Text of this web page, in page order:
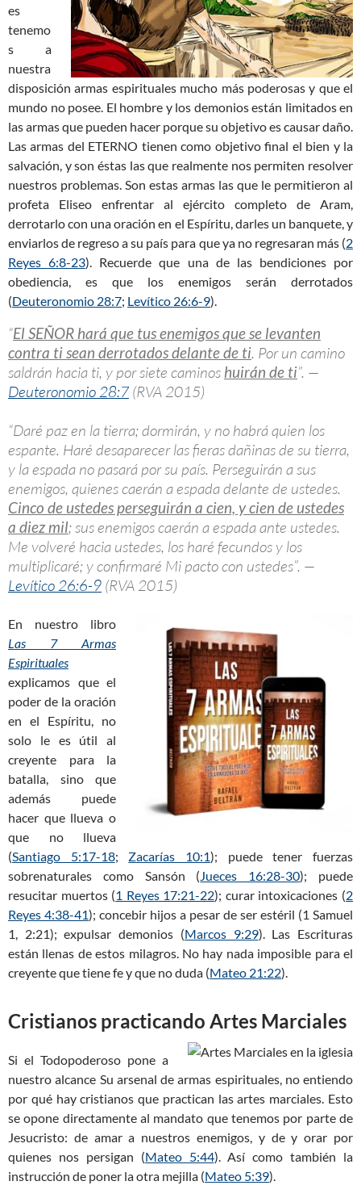
es
tenemo
s a
nuestra
disposición armas espirituales mucho más poderosas y que el
mundo no posee. El hombre y los demonios están limitados en
las armas que pueden hacer porque su objetivo es causar daño.
Las armas del ETERNO tienen como objetivo final el bien y la
salvación, y son éstas las que realmente nos permiten resolver
nuestros problemas. Son estas armas las que le permitieron al
profeta Eliseo enfrentar al ejército completo de Aram,
derrotarlo con una oración en el Espíritu, darles un banquete, y
enviarlos de regreso a su país para que ya no regresaran más (2
Reyes 6:8-23). Recuerde que una de las bendiciones por
obediencia, es que los enemigos serán derrotados
(Deuteronomio 28:7; Levítico 26:6-9).
“El SEÑOR hará que tus enemigos que se levanten
contra ti sean derrotados delante de ti. Por un camino
saldrán hacia ti, y por siete caminos huirán de ti”. —
Deuteronomio 28:7(RVA 2015)
“Daré paz en la tierra; dormirán, y no habrá quien los
espante. Haré desaparecer las fieras dañinas de su tierra,
y la espada no pasará por su país. Perseguirán a sus
enemigos, quienes caerán a espada delante de ustedes.
Cinco de ustedes perseguirán a cien, y cien de ustedes
a diez mil; sus enemigos caerán a espada ante ustedes.
Me volveré hacia ustedes, los haré fecundos y los
multiplicaré; y confirmaré Mi pacto con ustedes”. —
Levítico 26:6-9 (RVA 2015)
En nuestro libro
Las 7 Armas
Espirituales
explicamos que el
poder de la oración
en el Espíritu, no
solo le es útil al
creyente para la
batalla, sino que
además puede
hacer que llueva o
que no llueva
(Santiago 5:17-18; Zacarías 10:1); puede tener fuerzas
sobrenaturales como Sansón (Jueces 16:28-30); puede
resucitar muertos (1 Reyes 17:21-22); curar intoxicaciones (2
Reyes 4:38-41); concebir hijos a pesar de ser estéril (1 Samuel
1, 2:21); expulsar demonios (Marcos 9:29). Las Escrituras
están llenas de estos milagros. No hay nada imposible para el
creyente que tiene fe y que no duda (Mateo 21:22).
Cristianos practicando Artes Marciales
Si el Todopoderoso pone a
nuestro alcance Su arsenal de armas espirituales, no entiendo
por qué hay cristianos que practican las artes marciales. Esto
se opone directamente al mandato que tenemos por parte de
Jesucristo: de amar a nuestros enemigos, y de y orar por
quienes nos persigan (Mateo 5:44). Así como también la
instrucción de poner la otra mejilla (Mateo 5:39).